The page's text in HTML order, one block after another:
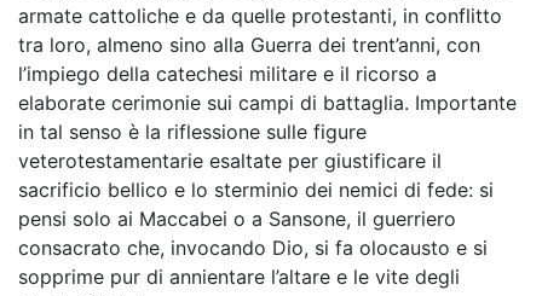
armate cattoliche e da quelle protestanti, in conflitto
tra loro, almeno sino alla Guerra dei trent’anni, con
l’impiego della catechesi militare e il ricorso a
elaborate cerimonie sui campi di battaglia. Importante
in tal senso è la riflessione sulle figure
veterotestamentarie esaltate per giustificare il
sacrificio bellico e lo sterminio dei nemici di fede: si
pensi solo ai Maccabei o a Sansone, il guerriero
consacrato che, invocando Dio, si fa olocausto e si
sopprime pur di annientare l’altare e le vite degli